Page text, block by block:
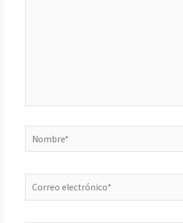
Nombre*
Correo
electrónico*